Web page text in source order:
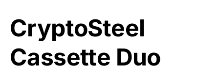
CryptoSteel
Cassette Duo